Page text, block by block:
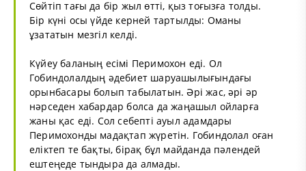
Сөйтіп тағы да бір жыл өтті, қыз тоғызға толды.
Бір күні осы үйде керней тартылды: Оманы
ұзататын мезгіл келді.
Күйеу баланың есімі Перимохон еді. Ол
Гобиндолалдың әдебиет шаруашылығындағы
орынбасары болып табылатын. Әрі жас, әрі әр
нәрседен хабардар болса да жаңашыл ойларға
жаны қас еді. Сол себепті ауыл адамдары
Перимохонды мадақтап жүретін. Гобиндолал оған
еліктеп те бақты, бірақ бұл майданда пәлендей
ештеңеде тындыра да алмады.